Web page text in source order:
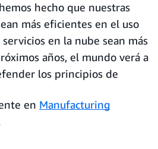
hecho que nuestras
más eficientes en el uso
en la nube sean más
años, el mundo verá a
los principios de
en Manufacturing